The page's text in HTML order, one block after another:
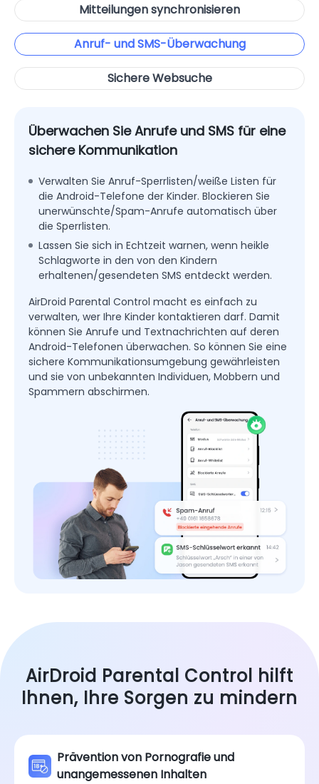
Mitteilungen synchronisieren
Anruf- und SMS-Überwachung
Sichere Websuche
Überwachen Sie Anrufe und SMS für eine
sichere Kommunikation
Verwalten Sie Anruf-Sperrlisten/weiße Listen für
die Android-Telefone der Kinder. Blockieren Sie
unerwünschte/Spam-Anrufe automatisch über
die Sperrlisten.
Lassen Sie sich in Echtzeit warnen, wenn heikle
Schlagworte in den von den Kindern
erhaltenen/gesendeten SMS entdeckt werden.
AirDroid Parental Control macht es einfach zu
verwalten, wer Ihre Kinder kontaktieren darf. Damit
können Sie Anrufe und Textnachrichten auf deren
Android-Telefonen überwachen. So können Sie eine
sichere Kommunikationsumgebung gewährleisten
und sie von unbekannten Individuen, Mobbern und
Spammern abschirmen.
AirDroid Parental Control hilft
Ihnen, Ihre Sorgen zu mindern
Prävention von Pornografie und
unangemessenen Inhalten